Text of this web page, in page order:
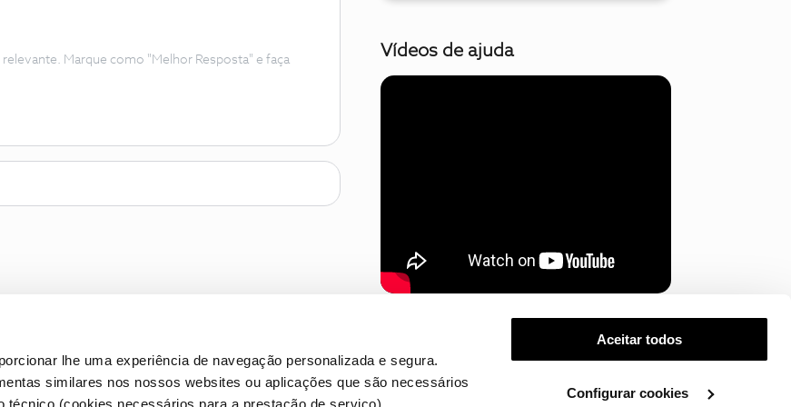
lhe uma experiência de navegação personalizada e segura.
similares nos nossos websites ou aplicações que são necessários
Aceitar todos
Configurar cookies
Marque como "Melhor Resposta" e faça
Vídeos de ajuda